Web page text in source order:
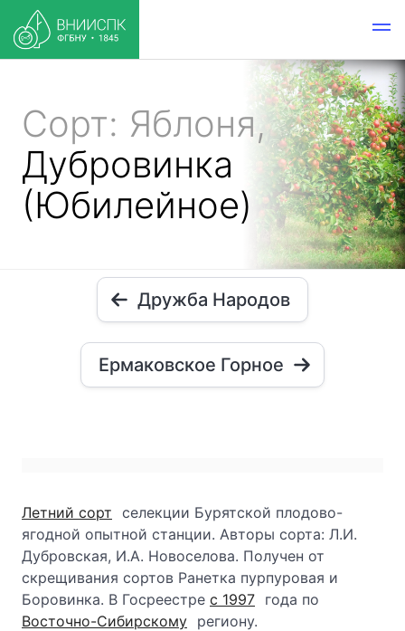
Сорт: Яблоня,
Дубровинка
(Юбилейное)
Дружба Народов
Ермаковское Горное
Летний сорт селекции Бурятской плодово-
ягодной опытной станции. Авторы сорта: Л.И.
Дубровская, И.А. Новоселова. Получен от
скрещивания сортов Ранетка пурпуровая и
Боровинка. В Госреестре с 1997 года по
Восточно-Сибирскому региону.